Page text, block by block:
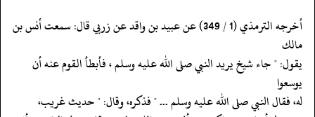
‏‏‏‏أخرجه الترمذي (1 / 349) عن عبيد بن واقد عن زربي قال: سمعت أنس بن
مالك
‏‏‏‏يقول: " جاء شيخ يريد النبي صلى الله عليه وسلم ، فأبطأ القوم عنه أن
يوسعوا
‏‏‏‏له، فقال النبي صلى الله عليه وسلم ... " فذكره، وقال: " حديث غريب،